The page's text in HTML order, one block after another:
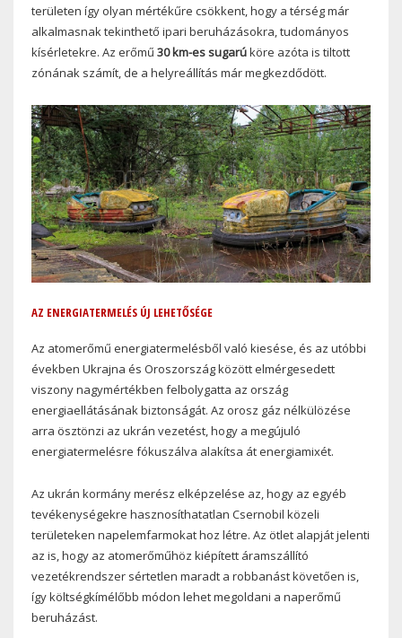
területen így olyan mértékűre csökkent, hogy a térség már
alkalmasnak tekinthető ipari beruházásokra, tudományos
kísérletekre. Az erőmű 30 km-es sugarúköre azóta is tiltott
zónának számít, de a helyreállítás már megkezdődött.
AZ ENERGIATERMELÉS ÚJ LEHETŐSÉGE
Az atomerőmű energiatermelésből való kiesése, és az utóbbi
években Ukrajna és Oroszország között elmérgesedett
viszony nagymértékben felbolygatta az ország
energiaellátásának biztonságát. Az orosz gáz nélkülözése
arra ösztönzi az ukrán vezetést, hogy a megújuló
energiatermelésre fókuszálva alakítsa át energiamixét.
Az ukrán kormány merész elképzelése az, hogy az egyéb
tevékenységekre hasznosíthatatlan Csernobil közeli
területeken napelemfarmokat hoz létre. Az ötlet alapját jelenti
az is, hogy az atomerőműhöz kiépített áramszállító
vezetékrendszer sértetlen maradt a robbanást követően is,
így költségkímélőbb módon lehet megoldani a naperőmű
beruházást.